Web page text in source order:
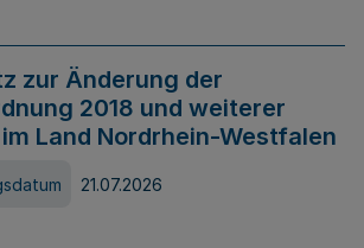
zur Änderung der
2018 und weiterer
Land Nordrhein-Westfalen
21.07.2026